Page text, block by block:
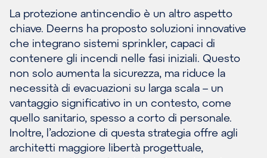
La protezione antincendio è un altro aspetto
chiave. Deerns ha proposto soluzioni innovative
che integrano sistemi sprinkler, capaci di
contenere gli incendi nelle fasi iniziali. Questo
non solo aumenta la sicurezza, ma riduce la
necessità di evacuazioni su larga scala – un
vantaggio significativo in un contesto, come
quello sanitario, spesso a corto di personale.
Inoltre, l’adozione di questa strategia offre agli
architetti maggiore libertà progettuale,